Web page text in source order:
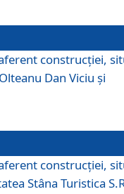
construcției,
Dan Viciu și
construcției,
Stâna Turistica